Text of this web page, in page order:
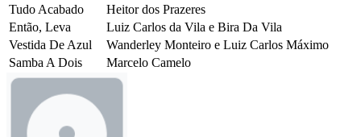
Tudo Acabado
Heitor dos Prazeres
Então, Leva
Luiz Carlos da Vila e Bira Da Vila
Vestida De Azul
Wanderley Monteiro e Luiz Carlos Máximo
Samba A Dois
Marcelo Camelo